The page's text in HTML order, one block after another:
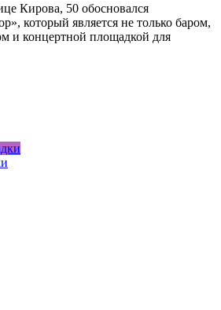
Кирова, 50 обосновался
который является не только баром,
и концертной площадкой для